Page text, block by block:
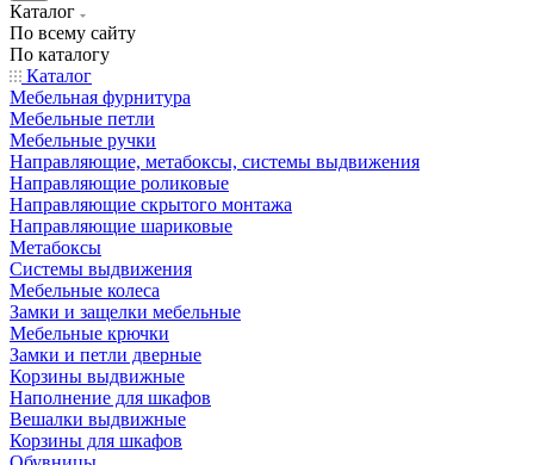
Каталог
По всему сайту
По каталогу
Каталог
Мебельная фурнитура
Мебельные петли
Мебельные ручки
Направляющие, метабоксы, системы выдвижения
Направляющие роликовые
Направляющие скрытого монтажа
Направляющие шариковые
Метабоксы
Системы выдвижения
Мебельные колеса
Замки и защелки мебельные
Мебельные крючки
Замки и петли дверные
Корзины выдвижные
Наполнение для шкафов
Вешалки выдвижные
Корзины для шкафов